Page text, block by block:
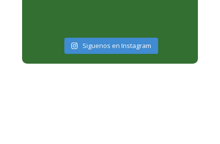
Siguenos en Instagram